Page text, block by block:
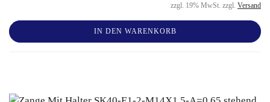
zzgl. 19% MwSt. zzgl. Versand
IN DEN WARENKORB